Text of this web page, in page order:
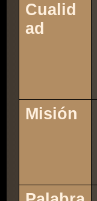
Cualid
ad
Misión